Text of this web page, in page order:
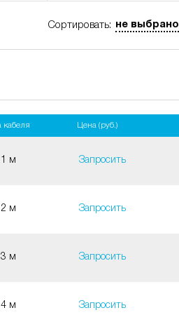
Сортировать: не выбрано
кабеля Цена (руб.)
1 м Запросить
2 м Запросить
3 м Запросить
4 м Запросить